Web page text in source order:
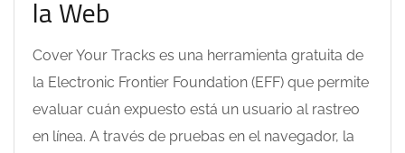
la Web
Cover Your Tracks es una herramienta gratuita de
la Electronic Frontier Foundation (EFF) que permite
evaluar cuán expuesto está un usuario al rastreo
en línea. A través de pruebas en el navegador, la